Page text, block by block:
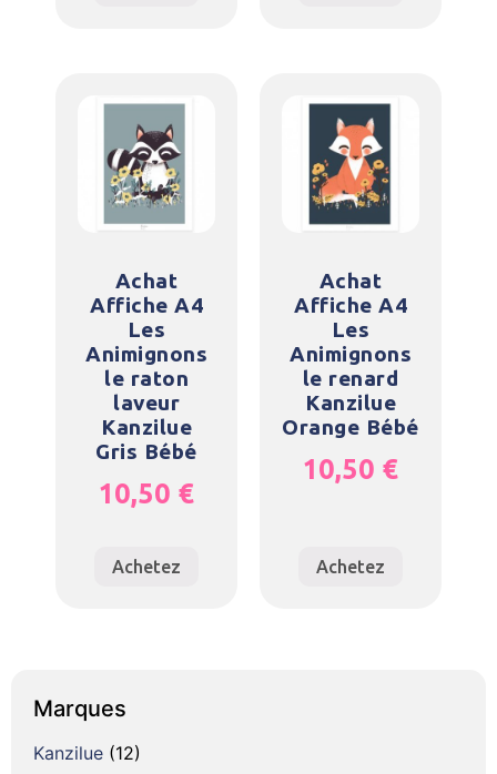
Achat
Affiche A4
Les
Animignons
le raton
laveur
Kanzilue
Gris Bébé
10,50 €
Achetez
Achat
Affiche A4
Les
Animignons
le renard
Kanzilue
Orange Bébé
10,50 €
Achetez
Marques
Kanzilue (12)